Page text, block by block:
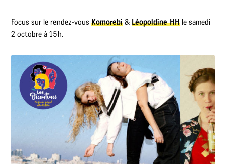
Focus sur le rendez-vousKomorebi &Léopoldine HH le samedi
2 octobre à 15h.